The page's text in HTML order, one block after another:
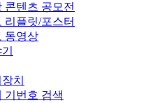
콘텐츠 공모전
리플릿/포스터
동영상
치
기번호 검색